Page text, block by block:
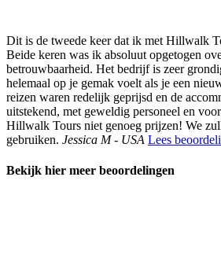
Dit is de tweede keer dat ik met Hillwalk
Beide keren was ik absoluut opgetogen
betrouwbaarheid. Het bedrijf is zeer
helemaal op je gemak voelt als je een
reizen waren redelijk geprijsd en de
uitstekend, met geweldig personeel en
Hillwalk Tours niet genoeg prijzen! We
gebruiken. Jessica M - USA Lees
Bekijk hier meer beoordelingen